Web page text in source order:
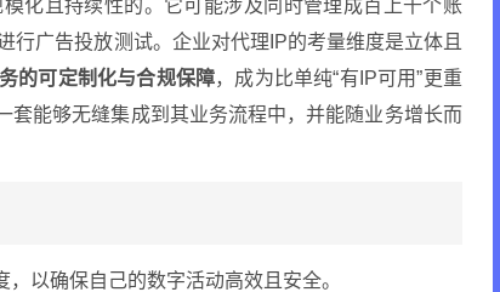
化且持续性的。它可能涉及同时管理成百上千个账
行广告投放测试。企业对代理IP的考量维度是立体且
的可定制化与合规保障，成为比单纯“有IP可用”更重
能够无缝集成到其业务流程中，并能随业务增长而
以确保自己的数字活动高效且安全。